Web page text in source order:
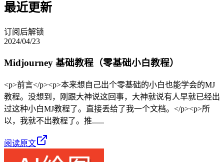
最近更新
订阅后解锁
2024/04/23
Midjourney 基础教程（零基础小白教程）
<p>前言</p><p>本来想自己出个零基础的小白也能学会的MJ
教程。没想到，刚跟大神说这回事，大神就说有人早就已经出
过这种小白MJ教程了。直接丢给了我一个文档。</p><p>所
以，我就不出教程了。推......
阅读原文